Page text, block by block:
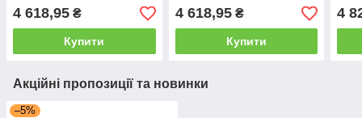
4 618,95 ₴
Купити
4 618,95₴
Купити
4
Акційні пропозиції та новинки
–5%